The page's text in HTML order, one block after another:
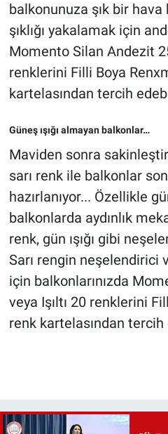
balkonunuza şık bir hava
şıklığı yakalamak için
Momento Silan Andezit
renklerini Filli Boya
kartelasından tercih
Güneş ışığı almayan balkonlar…
Maviden sonra
sarı renk ile balkonlar
hazırlanıyor... Özellikle
balkonlarda aydınlık
renk, gün ışığı gibi
Sarı rengin
için balkonlarınızda
veya Işıltı 20 renklerini
renk kartelasından